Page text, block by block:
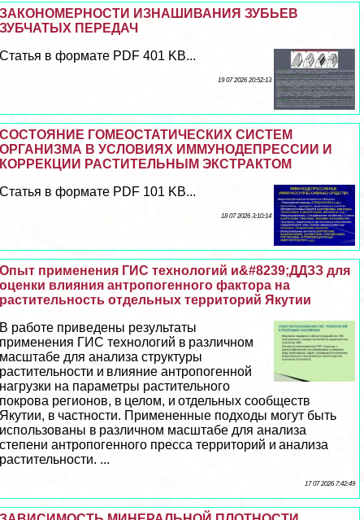
ЗАКОНОМЕРНОСТИ ИЗНАШИВАНИЯ ЗУБЬЕВ
ЗУБЧАТЫХ ПЕРЕДАЧ
Статья в формате PDF 401 KB...
19 07 2026 20:52:13
СОСТОЯНИЕ ГОМЕОСТАТИЧЕСКИХ СИСТЕМ
ОРГАНИЗМА В УСЛОВИЯХ ИММУНОДЕПРЕССИИ И
КОРРЕКЦИИ РАСТИТЕЛЬНЫМ ЭКСТРАКТОМ
Статья в формате PDF 101 KB...
18 07 2026 3:10:14
Опыт применения ГИС технологий и&#8239;ДДЗЗ для
оценки влияния антропогенного фактора на
растительность отдельных территорий Якутии
В работе приведены результаты
применения ГИС технологий в различном
масштабе для анализа структуры
растительности и влияние антропогенной
нагрузки на параметры растительного
покрова регионов, в целом, и отдельных сообществ
Якутии, в частности. Примененные подходы могут быть
использованы в различном масштабе для анализа
степени антропогенного пресса территорий и анализа
растительности. ...
17 07 2026 7:42:49